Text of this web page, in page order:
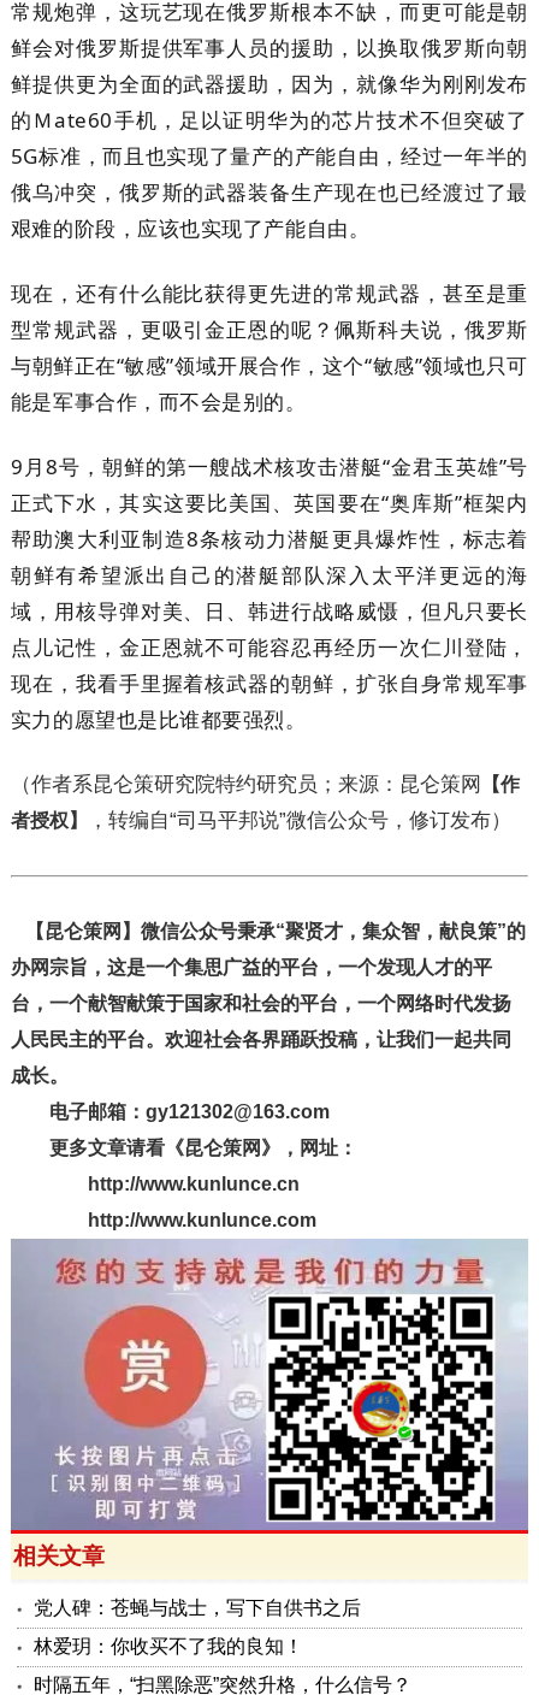
常规炮弹，这玩艺现在俄罗斯根本不缺，而更可能是朝
鲜会对俄罗斯提供军事人员的援助，以换取俄罗斯向朝
鲜提供更为全面的武器援助，因为，就像华为刚刚发布
的Ｍate60手机，足以证明华为的芯片技术不但突破了
5G标准，而且也实现了量产的产能自由，经过一年半的
俄乌冲突，俄罗斯的武器装备生产现在也已经渡过了最
艰难的阶段，应该也实现了产能自由。
现在，还有什么能比获得更先进的常规武器，甚至是重
型常规武器，更吸引金正恩的呢？佩斯科夫说，俄罗斯
与朝鲜正在“敏感”领域开展合作，这个“敏感”领域也只可
能是军事合作，而不会是别的。
9月8号，朝鲜的第一艘战术核攻击潜艇“金君玉英雄”号
正式下水，其实这要比美国、英国要在“奥库斯”框架内
帮助澳大利亚制造8条核动力潜艇更具爆炸性，标志着
朝鲜有希望派出自己的潜艇部队深入太平洋更远的海
域，用核导弹对美、日、韩进行战略威慑，但凡只要长
点儿记性，金正恩就不可能容忍再经历一次仁川登陆，
现在，我看手里握着核武器的朝鲜，扩张自身常规军事
实力的愿望也是比谁都要强烈。
（作者系昆仑策研究院特约研究员；来源：昆仑策网
【作
者授权】
，转编自“司马平邦说”微信公众号，修订发布）
【昆仑策网】微信公众号秉承“聚贤才，集众智，献良策”的
办网宗旨，这是一个集思广益的平台，一个发现人才的平
台，一个献智献策于国家和社会的平台，一个网络时代发扬
人民民主的平台。欢迎社会各界踊跃投稿，让我们一起共同
成长。
电子邮箱：gy121302@163.com
更多文章请看《昆仑策网》，网址：
http://www.kunlunce.cn
http://www.kunlunce.com
相关文章
党人碑：苍蝇与战士，写下自供书之后
林爱玥：你收买不了我的良知！
时隔五年，“扫黑除恶”突然升格，什么信号？